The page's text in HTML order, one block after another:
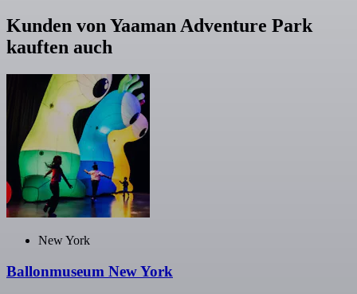
Kunden von Yaaman Adventure Park
kauften auch
New York
Ballonmuseum New York